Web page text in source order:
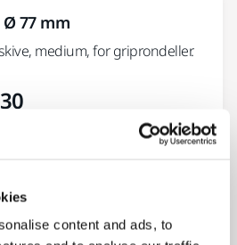
content and ads, to
77 mm
medium, for griprondeller.
AOS, AOS-B og AROS-B.